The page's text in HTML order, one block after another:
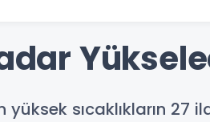
sıcaklıkların 27